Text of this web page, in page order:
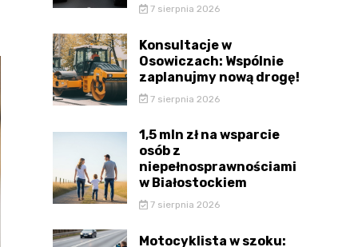
7 sierpnia 2026
Konsultacje w
Osowiczach: Wspólnie
zaplanujmy nową drogę!
7 sierpnia 2026
1,5 mln zł na wsparcie
osób z
niepełnosprawnościami
w Białostockiem
7 sierpnia 2026
Motocyklista w szoku: